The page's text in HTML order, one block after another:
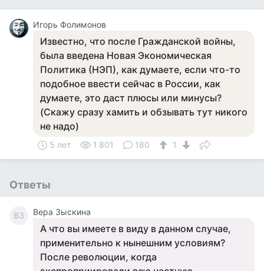
Игорь Фолимонов
Известно, что после Гражданской войны,
была введена Новая Экономическая
Политика (НЭП), как думаете, если что-то
подобное ввести сейчас в России, как
думаете, это даст плюсы или минусы?
(Скажу сразу хамить и обзывать тут никого
не надо)
5 лет 1 801 180 1
Ответы
ВЗ Вера Зыскина
А что вы имеете в виду в данном случае,
применительно к нынешним условиям?
После революции, когда